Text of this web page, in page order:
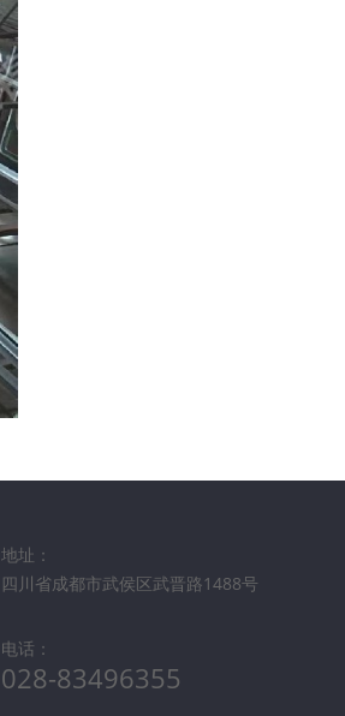
地址：
四川省成都市武侯区武晋路1488号
电话：
028-83496355